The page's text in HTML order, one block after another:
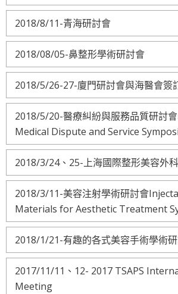
2018/8/11-青海研討會
2018/08/05-鼻整形學術研討會
2018/5/26-27-廈門研討會與海醫會簽
2018/5/20-醫療糾紛與服務品質研討
Medical Dispute and Service
2018/3/24、25-上海國際整形美容外
2018/3/11-美容注射學術研討會
Materials for Aesthetic Treatment
2018/1/21-有趣的各式美容手術學術
2017/11/11、12- 2017 TSAPS
Meeting